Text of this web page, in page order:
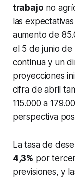
trabajo no
las
aumento de
el 5 de junio
continua y un
proyecciones
cifra de abril
115.000 a
perspectiva
La tasa de
4,3% por
previsiones, y